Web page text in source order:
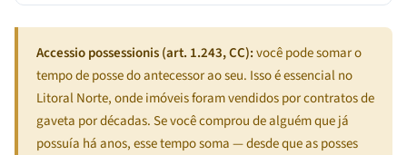
Accessio possessionis (art. 1.243, CC):você pode somar o
tempo de posse do antecessor ao seu. Isso é essencial no
Litoral Norte, onde imóveis foram vendidos por contratos de
gaveta por décadas. Se você comprou de alguém que já
possuía há anos, esse tempo soma — desde que as posses